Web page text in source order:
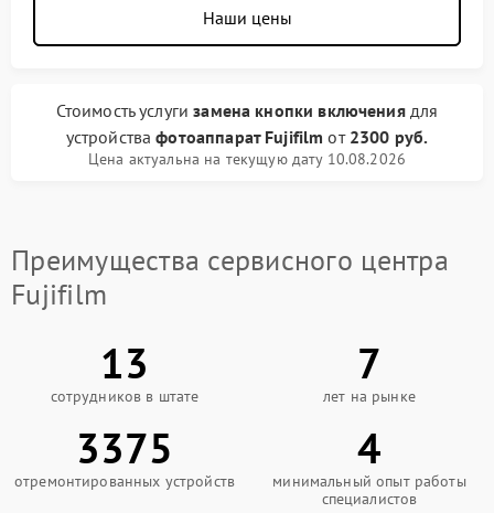
Наши цены
Стоимость услугизамена кнопки включениядля
устройствафотоаппарат Fujifilm от 2300 руб.
Цена актуальна на текущую дату 10.08.2026
Преимущества сервисного центра
Fujifilm
13
сотрудников в штате
7
лет на рынке
3375
отремонтированных устройств
4
минимальный опыт работы
специалистов